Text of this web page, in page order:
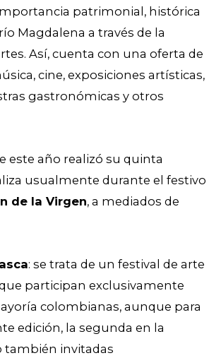
patrimonial, histórica
Magdalena a través de la
Así, cuenta con una oferta de
cine, exposiciones artísticas,
gastronómicas y otros
este año realizó su quinta
usualmente durante el festivo
de la Virgen, a mediados de
: se trata de un festival de arte
participan exclusivamente
colombianas, aunque para
edición, la segunda en la
también invitadas